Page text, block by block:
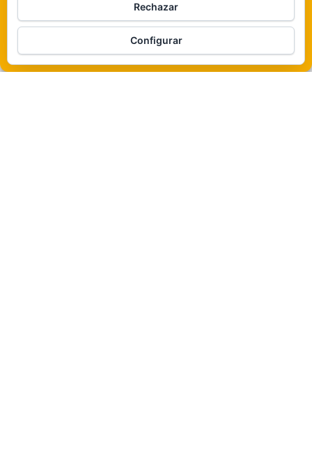
Veámos que hay aquí
Política de cookies
WordPress |Tema:
Rechazar
Configurar